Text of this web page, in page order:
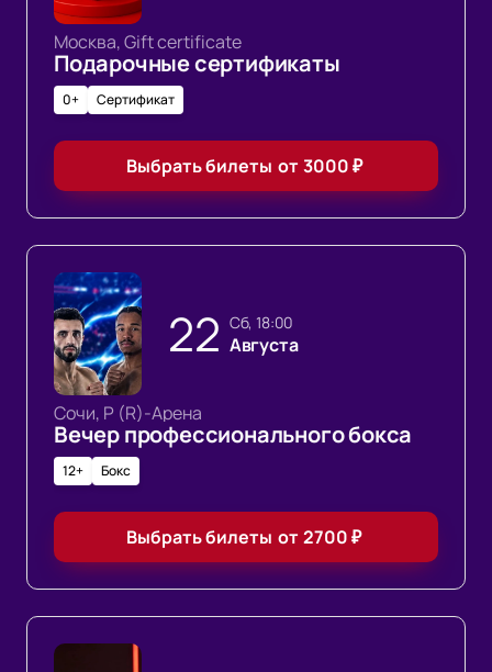
Москва, Gift certificate
Подарочные сертификаты
0+ Сертификат
Выбрать билеты от 3000₽
22 сб, 18:00
Августа
Сочи, Р (R)-Арена
Вечер профессионального бокса
12+ Бокс
Выбрать билеты от2700₽